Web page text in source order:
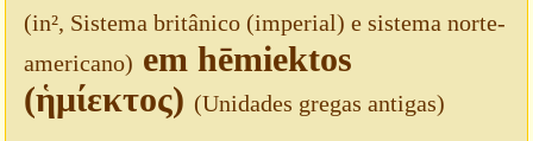
(in², Sistema britânico (imperial) e sistema norte-
americano) em hēmiektos
(ἡμίεκτος) (Unidades gregas antigas)